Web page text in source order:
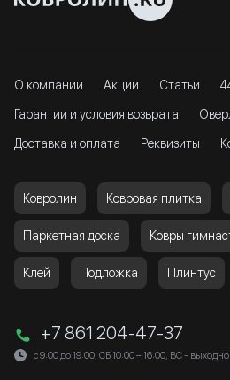
О компании Акции Статьи
Гарантии и условия возврата
Доставка и оплата Реквизиты
Ковролин Ковровая плитка
Паркетная доска Ковры
Клей Подложка Плинтус
+7 861 204-47-37
с 9:00 до 19:00, СБ 10:00 – 16:00, ВС -